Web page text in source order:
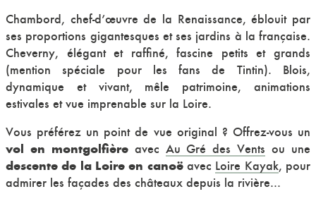
Chambord, chef-d’œuvre de la Renaissance, éblouit par
ses proportions gigantesques et ses jardins à la française.
Cheverny, élégant et raffiné, fascine petits et grands
(mention spéciale pour les fans de Tintin). Blois,
dynamique et vivant, mêle patrimoine, animations
estivales et vue imprenable sur la Loire.
Vous préférez un point de vue original ? Offrez-vous un
vol en montgolfièreavec Au Gré des Vents ou une
descente de la Loire en canoëavec Loire Kayak, pour
admirer les façades des châteaux depuis la rivière...